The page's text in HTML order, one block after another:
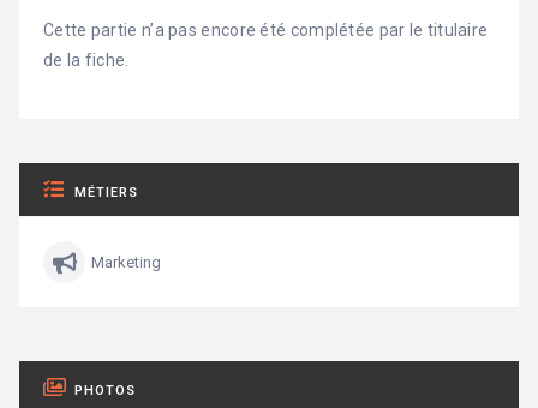
Cette partie n’a pas encore été complétée par le titulaire
de la fiche.
MÉTIERS
Marketing
PHOTOS